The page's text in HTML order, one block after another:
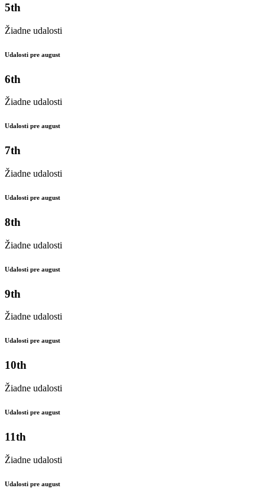
5th
Žiadne udalosti
Udalosti pre august
6th
Žiadne udalosti
Udalosti pre august
7th
Žiadne udalosti
Udalosti pre august
8th
Žiadne udalosti
Udalosti pre august
9th
Žiadne udalosti
Udalosti pre august
10th
Žiadne udalosti
Udalosti pre august
11th
Žiadne udalosti
Udalosti pre august